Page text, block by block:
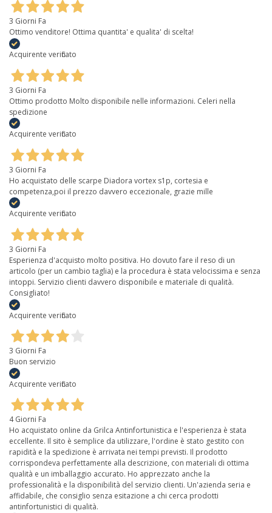
3 Giorni Fa
Ottimo venditore! Ottima quantita' e qualita' di scelta!
Acquirente verificato
3 Giorni Fa
Ottimo prodotto Molto disponibile nelle informazioni. Celeri nella
spedizione
Acquirente verificato
3 Giorni Fa
Ho acquistato delle scarpe Diadora vortex s1p, cortesia e
competenza,poi il prezzo davvero eccezionale, grazie mille
Acquirente verificato
3 Giorni Fa
Esperienza d'acquisto molto positiva. Ho dovuto fare il reso di un
articolo (per un cambio taglia) e la procedura è stata velocissima e senza
intoppi. Servizio clienti davvero disponibile e materiale di qualità.
Consigliato!
Acquirente verificato
3 Giorni Fa
Buon servizio
Acquirente verificato
4 Giorni Fa
Ho acquistato online da Grilca Antinfortunistica e l'esperienza è stata
eccellente. Il sito è semplice da utilizzare, l'ordine è stato gestito con
rapidità e la spedizione è arrivata nei tempi previsti. Il prodotto
corrispondeva perfettamente alla descrizione, con materiali di ottima
qualità e un imballaggio accurato. Ho apprezzato anche la
professionalità e la disponibilità del servizio clienti. Un'azienda seria e
affidabile, che consiglio senza esitazione a chi cerca prodotti
antinfortunistici di qualità.